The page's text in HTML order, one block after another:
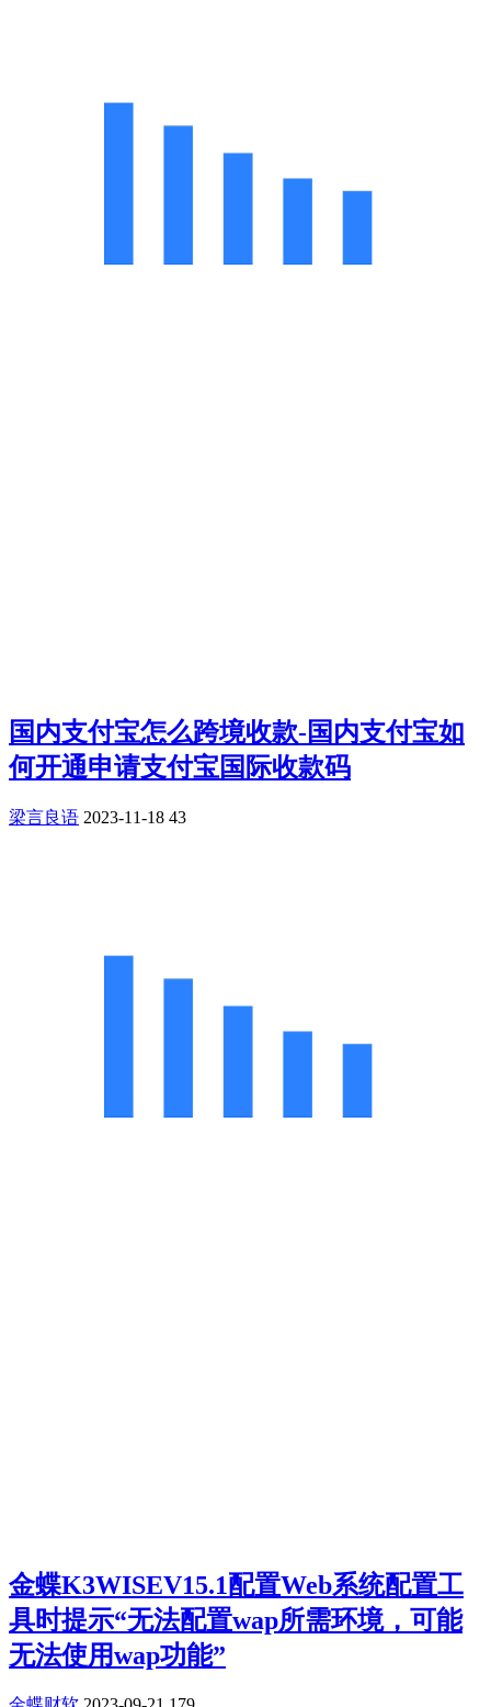
国内支付宝怎么跨境收款-国内支付宝如
何开通申请支付宝国际收款码
梁言良语 2023-11-18 43
金蝶K3WISEV15.1配置Web系统配置工
具时提示“无法配置wap所需环境，可能
无法使用wap功能”